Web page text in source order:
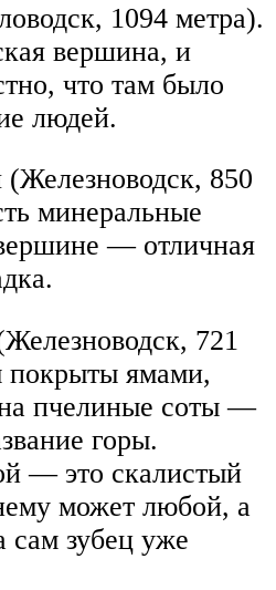
1094 метра).
вершина, и
что там было
людей.
850
минеральные
— отличная
721
покрыты ямами,
пчелиные соты —
горы.
— это скалистый
может любой, а
сам зубец уже